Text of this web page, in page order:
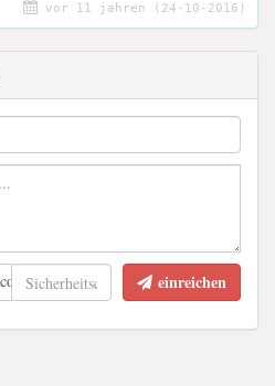
vor 11 jahren (24-10-2016)
einreichen